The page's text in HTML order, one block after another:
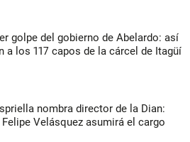
golpe del gobierno de Abelardo: así
a los 117 capos de la cárcel de Itagüí
nombra director de la Dian:
Velásquez asumirá el cargo